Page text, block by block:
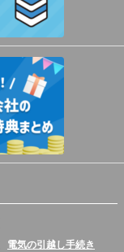
電気の引越し手続き